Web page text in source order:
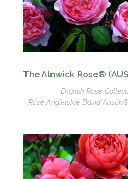
The Alnwick Rose®
English Rose
Róże Angielskie David Austin®